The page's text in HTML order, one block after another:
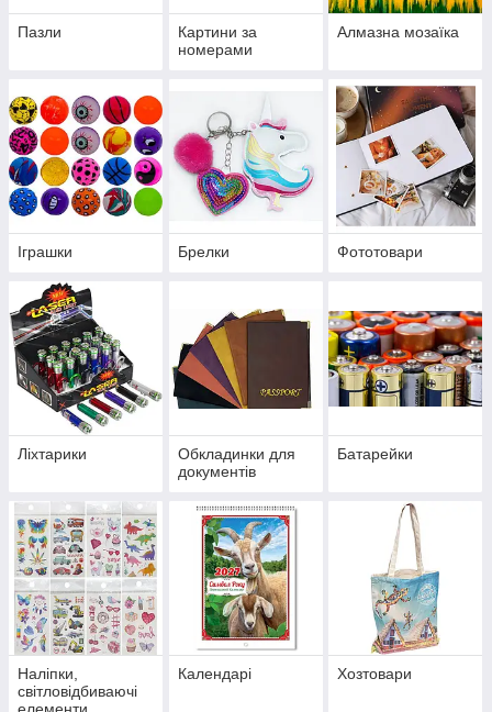
Пазли
Картини за
номерами
Алмазна мозаїка
Іграшки Брелки Фототовари
Ліхтарики
Обкладинки для
документів
Батарейки
Наліпки,
світловідбиваючі
Календарі Хозтовари